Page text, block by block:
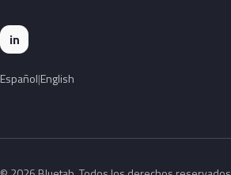
in
Español English